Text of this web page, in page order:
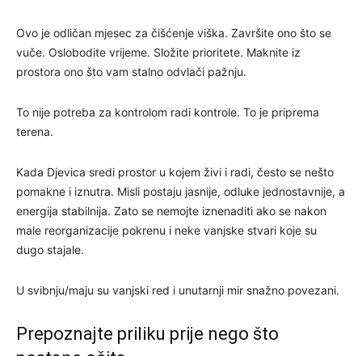
Ovo je odličan mjesec za čišćenje viška. Završite ono što se
vuče. Oslobodite vrijeme. Složite prioritete. Maknite iz
prostora ono što vam stalno odvlači pažnju.
To nije potreba za kontrolom radi kontrole. To je priprema
terena.
Kada Djevica sredi prostor u kojem živi i radi, često se nešto
pomakne i iznutra. Misli postaju jasnije, odluke jednostavnije, a
energija stabilnija. Zato se nemojte iznenaditi ako se nakon
male reorganizacije pokrenu i neke vanjske stvari koje su
dugo stajale.
U svibnju/maju su vanjski red i unutarnji mir snažno povezani.
Prepoznajte priliku prije nego što